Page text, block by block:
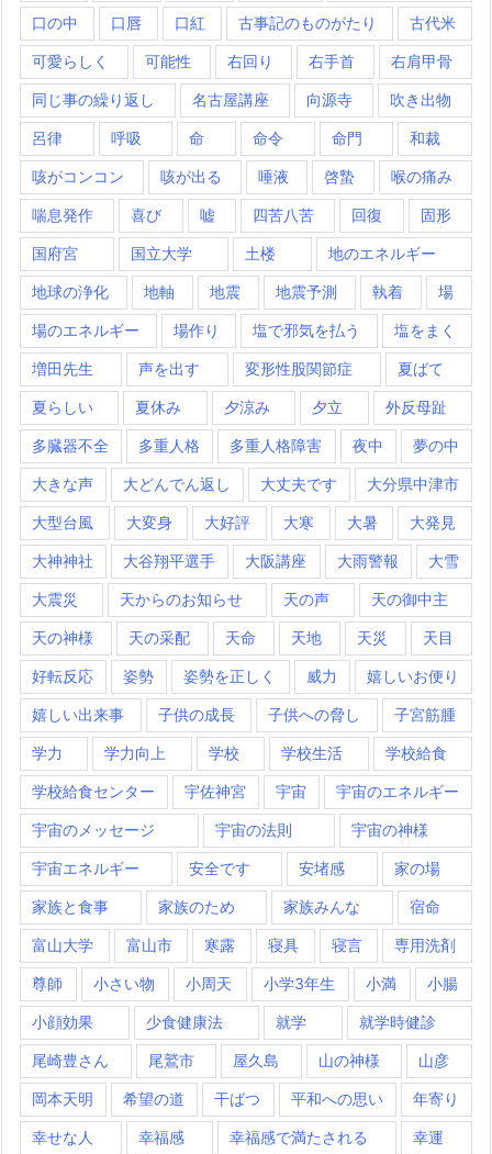
口の中 口唇 口紅 古事記のものがたり 古代米
可愛らしく 可能性 右回り 右手首 右肩甲骨
同じ事の繰り返し 名古屋講座 向源寺 吹き出物
呂律 呼吸 命 命令 命門 和裁
咳がコンコン 咳が出る 唾液 啓蟄 喉の痛み
喘息発作 喜び 嘘 四苦八苦 回復 固形
国府宮 国立大学 土楼 地のエネルギー
地球の浄化 地軸 地震 地震予測 執着 場
場のエネルギー 場作り 塩で邪気を払う 塩をまく
増田先生 声を出す 変形性股関節症 夏ばて
夏らしい 夏休み 夕涼み 夕立 外反母趾
多臓器不全 多重人格 多重人格障害 夜中 夢の中
大きな声 大どんでん返し 大丈夫です 大分県中津市
大型台風 大変身 大好評 大寒 大暑 大発見
大神神社 大谷翔平選手 大阪講座 大雨警報 大雪
大震災 天からのお知らせ 天の声 天の御中主
天の神様 天の采配 天命 天地 天災 天目
好転反応 姿勢 姿勢を正しく 威力 嬉しいお便り
嬉しい出来事 子供の成長 子供への脅し 子宮筋腫
学力 学力向上 学校 学校生活 学校給食
学校給食センター 宇佐神宮 宇宙 宇宙のエネルギー
宇宙のメッセージ 宇宙の法則 宇宙の神様
宇宙エネルギー 安全です 安堵感 家の場
家族と食事 家族のため 家族みんな 宿命
富山大学 富山市 寒露 寝具 寝言 専用洗剤
尊師 小さい物 小周天 小学3年生 小満 小腸
小顔効果 少食健康法 就学 就学時健診
尾崎豊さん 尾鷲市 屋久島 山の神様 山彦
岡本天明 希望の道 干ばつ 平和への思い 年寄り
幸せな人 幸福感 幸福感で満たされる 幸運